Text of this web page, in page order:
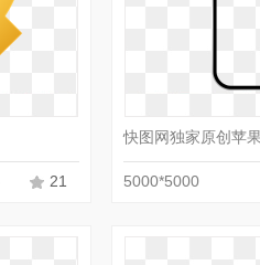
21
快图网独家原创苹
5000*5000